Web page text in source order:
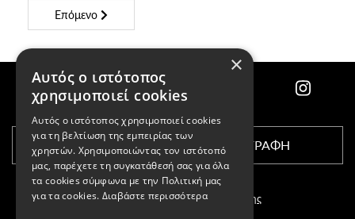
Επόμενο
ΕΓΓΡΑΦΗ
Αποδέχομαι τους όρους χρήσης
×
Αυτός ο ιστότοπος
χρησιμοποιεί cookies
Αυτός ο ιστότοπος χρησιμοποιεί cookies
για τη βελτίωση της εμπειρίας των
χρηστών. Χρησιμοποιώντας τον ιστότοπό
μας, παρέχετε τη συγκατάθεσή σας για όλα
τα cookies σύμφωνα με την Πολιτική μας
για τα cookies. Διαβάστε περισσότερα